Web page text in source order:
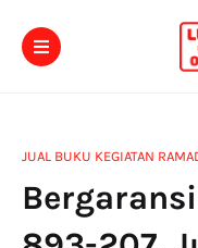
JUAL BUKU KEGIATAN